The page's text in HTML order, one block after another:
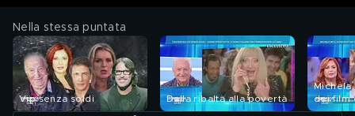
Nella stessa puntata
Vip senza soldi Dalla ribalta alla povertà
Michela
dei film